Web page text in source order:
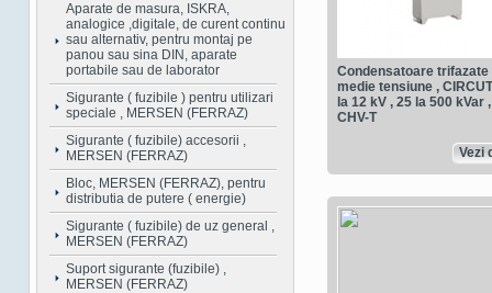
Aparate de masura, ISKRA,
analogice ,digitale, de curent continu
sau alternativ, pentru montaj pe
panou sau sina DIN, aparate
portabile sau de laborator
Sigurante ( fuzibile ) pentru utilizari
speciale , MERSEN (FERRAZ)
Sigurante ( fuzibile) accesorii ,
MERSEN (FERRAZ)
Bloc, MERSEN (FERRAZ), pentru
distributia de putere ( energie)
Sigurante ( fuzibile) de uz general ,
MERSEN (FERRAZ)
Suport sigurante (fuzibile) ,
MERSEN (FERRAZ)
Condensatoare trifazate
medie tensiune ,
la 12 kV , 25 la 500 kVar
CHV-T
Vezi